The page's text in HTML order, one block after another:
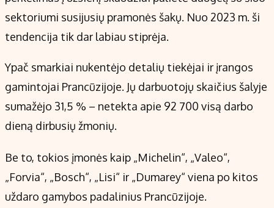
sektoriumi susijusių pramonės šakų. Nuo 2023 m. ši
tendencija tik dar labiau stiprėja.
Ypač smarkiai nukentėjo detalių tiekėjai ir įrangos
gamintojai Prancūzijoje. Jų darbuotojų skaičius šalyje
sumažėjo 31,5 % – netekta apie 92 700 visą darbo
dieną dirbusių žmonių.
Be to, tokios įmonės kaip „Michelin“, „Valeo“,
„Forvia“, „Bosch“, „Lisi“ ir „Dumarey“ viena po kitos
uždaro gamybos padalinius Prancūzijoje.